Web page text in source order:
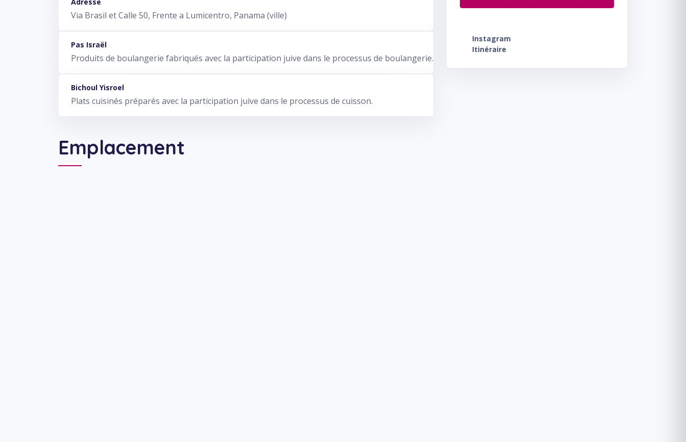
Via Brasil et Calle 50, Frente a Lumicentro, Panama (ville)
Pas Israël
Produits de boulangerie fabriqués avec la participation juive dans le processus de boulangerie.
Bichoul Yisroel
Plats cuisinés préparés avec la participation juive dans le processus de cuisson.
Emplacement
Instagram
Itinéraire